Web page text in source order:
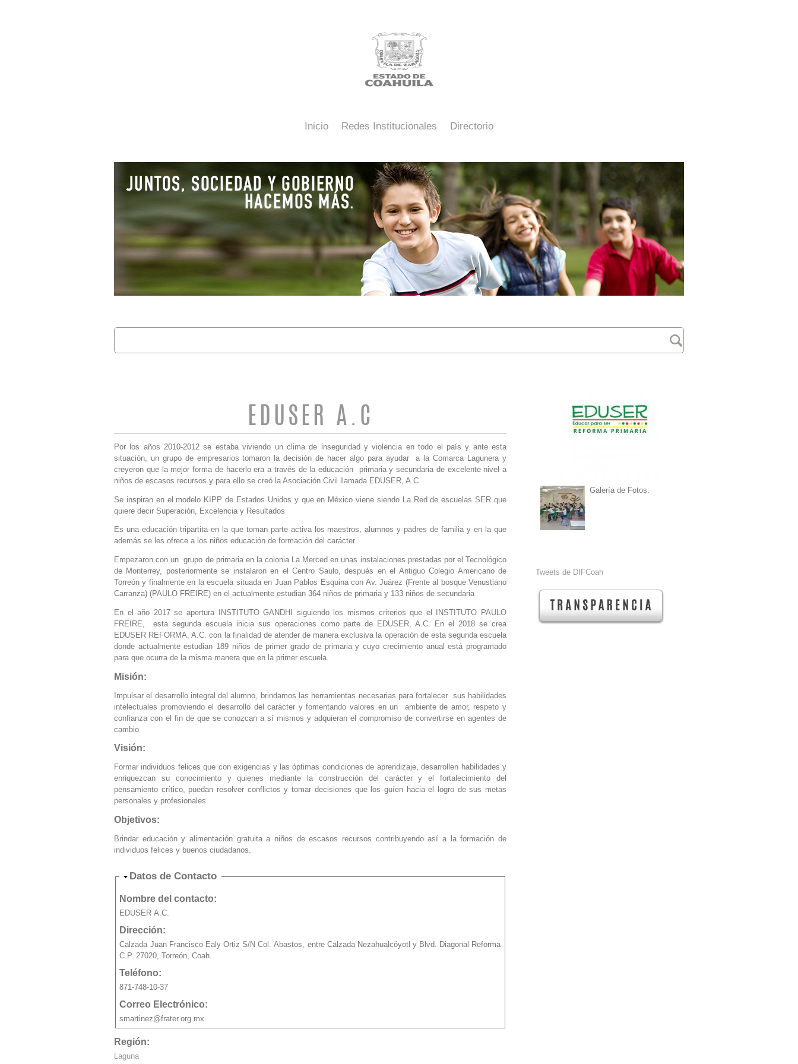
Inicio Redes Institucionales Directorio
Buscar
EDUSER A.C
Por los años 2010-2012 se estaba viviendo un clima de inseguridad y violencia en todo el país y ante esta
situación, un grupo de empresarios tomaron la decisión de hacer algo para ayudar a la Comarca Lagunera y
creyeron que la mejor forma de hacerlo era a través de la educación primaria y secundaria de excelente nivel a
niños de escasos recursos y para ello se creó la Asociación Civil llamada EDUSER, A.C.
Se inspiran en el modelo KIPP de Estados Unidos y que en México viene siendo La Red de escuelas SER que
quiere decir Superación, Excelencia y Resultados
Es una educación tripartita en la que toman parte activa los maestros, alumnos y padres de familia y en la que
además se les ofrece a los niños educación de formación del carácter.
Empezaron con un grupo de primaria en la colonia La Merced en unas instalaciones prestadas por el Tecnológico
de Monterrey, posteriormente se instalaron en el Centro Saulo, después en el Antiguo Colegio Americano de
Torreón y finalmente en la escuela situada en Juan Pablos Esquina con Av. Juárez (Frente al bosque Venustiano
Carranza) (PAULO FREIRE) en el actualmente estudian 364 niños de primaria y 133 niños de secundaria
En el año 2017 se apertura INSTITUTO GANDHI siguiendo los mismos criterios que el INSTITUTO PAULO
FREIRE, esta segunda escuela inicia sus operaciones como parte de EDUSER, A.C. En el 2018 se crea
EDUSER REFORMA, A.C. con la finalidad de atender de manera exclusiva la operación de esta segunda escuela
donde actualmente estudian 189 niños de primer grado de primaria y cuyo crecimiento anual está programado
para que ocurra de la misma manera que en la primer escuela.
Misión:
Impulsar el desarrollo integral del alumno, brindamos las herramientas necesarias para fortalecer sus habilidades
intelectuales promoviendo el desarrollo del carácter y fomentando valores en un ambiente de amor, respeto y
confianza con el fin de que se conozcan a sí mismos y adquieran el compromiso de convertirse en agentes de
cambio
Visión:
Formar individuos felices que con exigencias y las óptimas condiciones de aprendizaje, desarrollen habilidades y
enriquezcan su conocimiento y quienes mediante la construcción del carácter y el fortalecimiento del
pensamiento crítico, puedan resolver conflictos y tomar decisiones que los guíen hacia el logro de sus metas
personales y profesionales.
Objetivos:
Brindar educación y alimentación gratuita a niños de escasos recursos contribuyendo así a la formación de
individuos felices y buenos ciudadanos.
Ocultar
Datos de Contacto
Nombre del contacto:
EDUSER A.C.
Dirección:
Calzada Juan Francisco Ealy Ortiz S/N Col. Abastos, entre Calzada Nezahualcóyotl y Blvd. Diagonal Reforma
C.P. 27020, Torreón, Coah.
Teléfono:
871-748-10-37
Correo Electrónico:
smartinez@frater.org.mx
Región:
Laguna
Galería de Fotos:
Tweets de DIFCoah